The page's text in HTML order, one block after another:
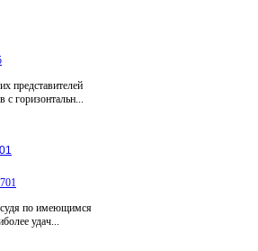
представителей
горизонтальн...
по имеющимся
удач...